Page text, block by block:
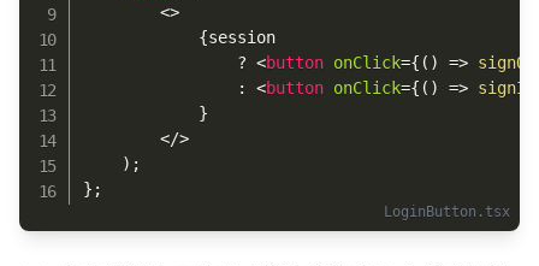
<>
{session
? <button onClick={ ( ) =>
:
<button onClick={ ( ) => signIn
}
</>
) ;
} ;